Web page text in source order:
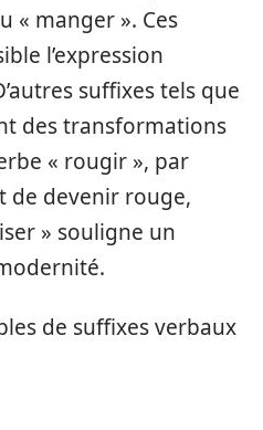
« manger ». Ces
l’expression
suffixes tels que
des transformations
« rougir », par
de devenir rouge,
» souligne un
de suffixes verbaux